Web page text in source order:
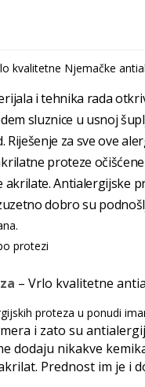
kvalitetne Njemačke
i tehnika rada
sluznice u usnoj
Riješenje za sve ove
proteze
Antialergijske
dobro su
protezi
– Vrlo kvalitetne
proteza u ponudi
i zato su
dodaju nikakve
Prednost im je i